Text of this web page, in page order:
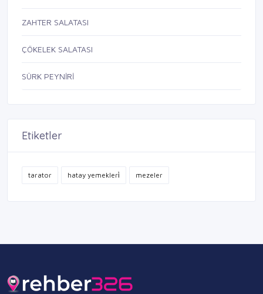
ZAHTER SALATASI
ÇÖKELEK SALATASI
SÜRK PEYNİRİ
Etiketler
tarator hatay yemekleri̇ mezeler